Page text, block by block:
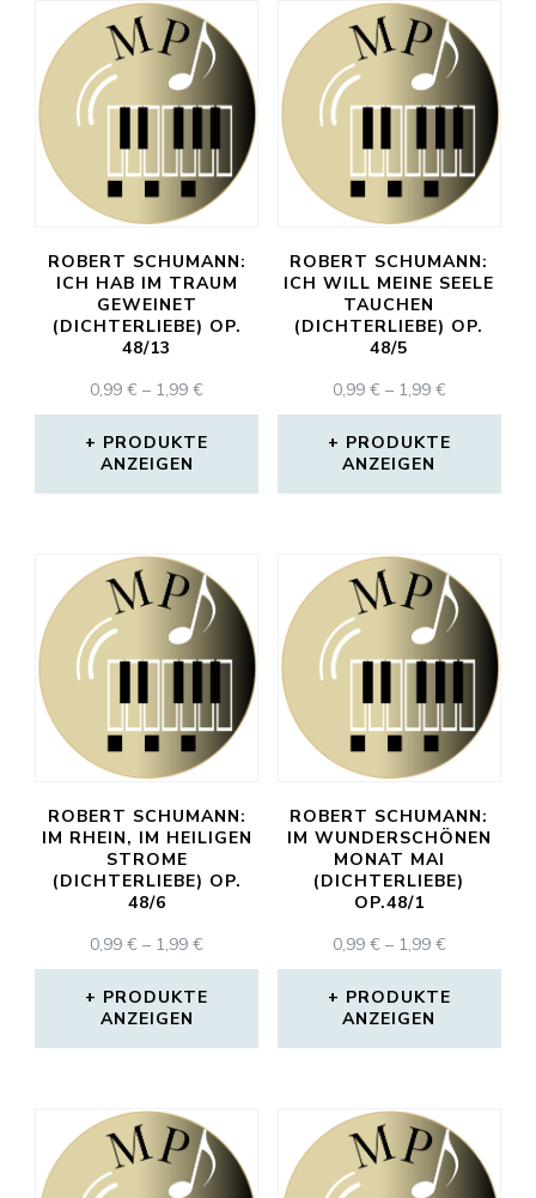
ROBERT SCHUMANN:
ICH HAB IM TRAUM
GEWEINET
(DICHTERLIEBE) OP.
48/13
0,99€ – 1,99€PREISSPANNE:
0,99 €
BIS
PRODUKTE
ANZEIGEN
ROBERT SCHUMANN:
ICH WILL MEINE SEELE
TAUCHEN
(DICHTERLIEBE) OP.
48/5
0,99 € – 1,99 €
0,99 €
BIS
PRODUKTE
ANZEIGEN
ROBERT SCHUMANN:
IM RHEIN, IM HEILIGEN
STROME
(DICHTERLIEBE) OP.
48/6
0,99€ – 1,99€PREISSPANNE:
0,99 €
BIS
PRODUKTE
ANZEIGEN
ROBERT SCHUMANN:
IM WUNDERSCHÖNEN
MONAT MAI
(DICHTERLIEBE)
OP.48/1
0,99 € – 1,99 €
0,99 €
BIS
PRODUKTE
ANZEIGEN